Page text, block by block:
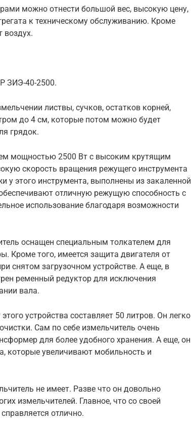
можно отнести большой вес, высокую цену,
к техническому обслуживанию. Кроме
воздух.
ЗИЭ-40-2500.
листвы, сучков, остатков корней,
до 4 см, которые потом можно будет
грядок.
мощностью 2500 Вт с высоким крутящим
скорость вращения режущего инструмента
этого инструмента, выполнены из закаленной
отличную режущую способность с
использование благодаря возможности
оснащен специальным толкателем для
Кроме того, имеется защита двигателя от
снятом загрузочном устройстве. А еще, в
ременный редуктор для исключения
вала.
устройства составляет 50 литров. Он легко
Сам по себе измельчитель очень
для более удобного хранения. А еще, он
которые увеличивают мобильность и
не имеет. Разве что он довольно
измельчителей. Главное, что со своей
отлично.